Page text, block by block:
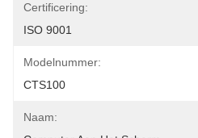
Certificering:
ISO 9001
Modelnummer:
CTS100
Naam: